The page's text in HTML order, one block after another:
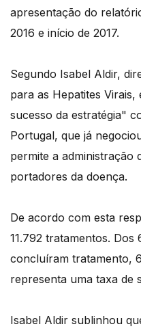
apresentação do
2016 e início de 2017.
Segundo Isabel Aldir,
para as Hepatites
sucesso da estratégia"
Portugal, que já
permite a administração
portadores da doença.
De acordo com esta
11.792 tratamentos. Dos
concluíram tratamento,
representa uma taxa de
Isabel Aldir sublinhou